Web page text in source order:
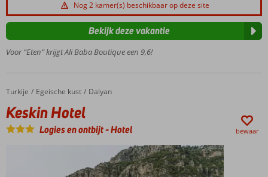
zwembad
verwarmd
bubbelbad
Nog 2 kamer(s) beschikbaar op deze site
Voor “Eten” krijgt Ali Baba Boutique een 9,6!
Bekijk deze vakantie
Home
Turkije Egeische kust Dalyan
Keskin Hotel
Keskin Hotel
Logies en ontbijt-Hotel bewaar